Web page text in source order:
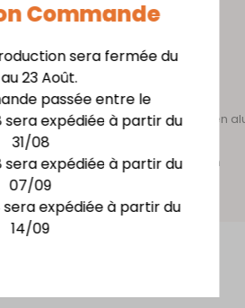
Commande
sera fermée du
au 23 Août.
passée entre le
expédiée à partir du
31/08
expédiée à partir du
07/09
expédiée à partir du
14/09
en acier épaisseur 1mm – support en
haute résistance
40 cm x haut. 20,8 cm x prof. 7,3 cm
éclairage LED